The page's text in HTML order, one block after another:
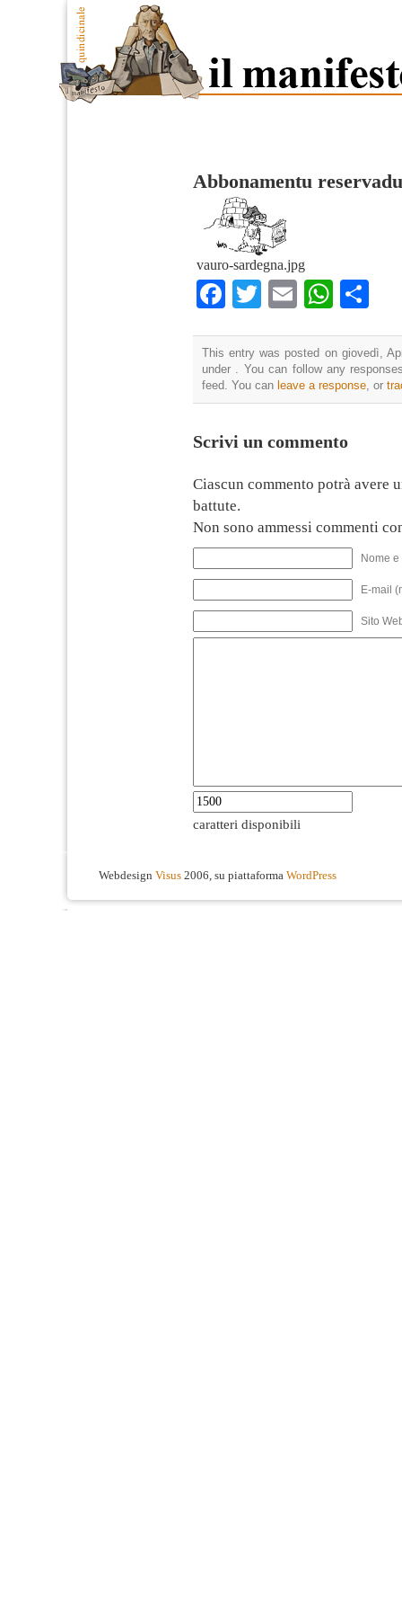
Abbonamentu reservadu
vauro-sardegna.jpg
Facebook
TwitterEmail
This entry was posted on giovedì,
under . You can follow any
feed. You can leave a response, or
Scrivi un commento
Ciascun commento potrà avere
battute.
Non sono ammessi commenti
Nome
E-mail
Sito
caratteri disponibili
Webdesign Visus 2006, su piattaforma WordPress